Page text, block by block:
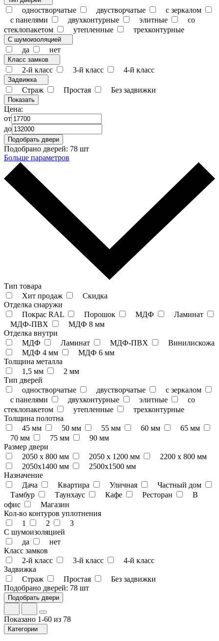
одностворчатые двустворчатые
с зеркалом
с панелями
двухконтурные элитные
со
стеклопакетом
утепленные трехконтурные
С шумоизоляцией
да нет
Класс замков
2-й класс 3-й класс 4-й класс
Задвижка
Страж Простая Без задвижки
Цена:
от
до
Подобрано дверей: 78 шт
Больше параметров
Тип товара
Хит продаж
Скидка
Отделка снаружи
Покрас RAL
Порошок МДФ
Ламинат
МДФ-ПВХ
МДФ 8 мм
Отделка внутри
МДФ
Ламинат МДФ-ПВХ
Винилискожа
МДФ 4 мм
МДФ 6 мм
Толщина металла
1,5 мм
2 мм
Тип дверей
одностворчатые
двустворчатые
с зеркалом
с панелями
двухконтурные элитные
со
стеклопакетом
утепленные
трехконтурные
Толщина полотна
45 мм
50 мм 55 мм 60 мм
65 мм
70 мм
75 мм
90 мм
Размер двери
2050 x 800 мм
2050 x 1200 мм
2200 x 800 мм
2050х1400 мм
2500х1500 мм
Назначение
Дача
Квартира Уличная
Частный дом
Тамбур
Таунхаус Кафе Ресторан
В
офис
Магазин
Кол-во контуров уплотнения
1
2
3
С шумоизоляцией
да
нет
Класс замков
2-й класс
3-й класс
4-й класс
Задвижка
Страж
Простая
Без задвижки
Подобрано дверей: 78 шт
Показано 1-60 из 78
Категории